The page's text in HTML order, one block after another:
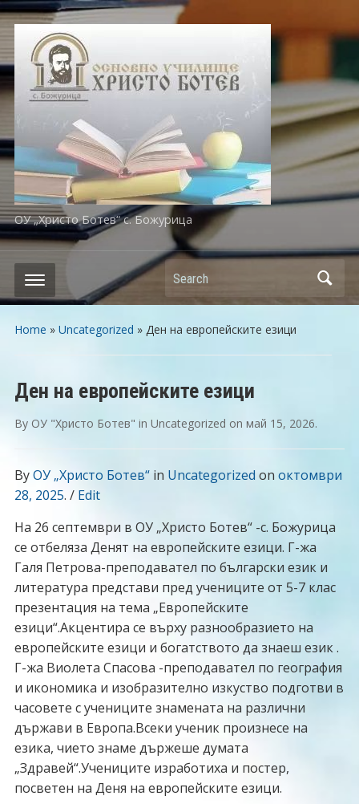
ОУ „Христо Ботев“ с. Божурица
Search
Home » Uncategorized » Ден на европейските езици
Ден на европейските езици
By OУ "Христо Ботев" in Uncategorized on май 15, 2026.
ByOУ „Христо Ботев“in Uncategorizedon октомври
28, 2025. / Edit
На 26 септември в ОУ „Христо Ботев“ -с. Божурица
се отбеляза Денят на европейските езици. Г-жа
Галя Петрова-преподавател по български език и
литература представи пред учениците от 5-7 клас
презентация на тема „Европейските
езици“.Акцентира се върху разнообразието на
европейските езици и богатството да знаеш език .
Г-жа Виолета Спасова -преподавател по география
и икономика и изобразително изкуство подготви в
часовете с учениците знамената на различни
държави в Европа.Всеки ученик произнесе на
езика, чието знаме държеше думата
„Здравей“.Учениците изработиха и постер,
посветен на Деня на европейските езици.